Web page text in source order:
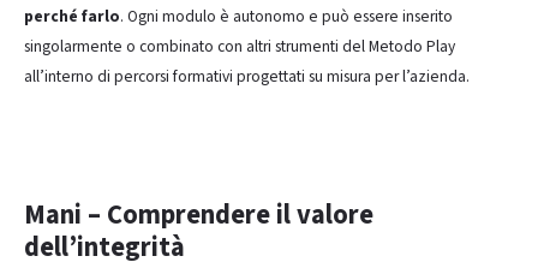
perché farlo. Ogni modulo è autonomo e può essere inserito
singolarmente o combinato con altri strumenti del Metodo Play
all’interno di percorsi formativi progettati su misura per l’azienda.
Mani – Comprendere il valore
dell’integrità